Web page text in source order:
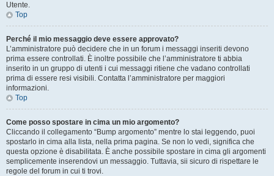
Utente.
Top
Perché il mio messaggio deve essere approvato?
L’amministratore può decidere che in un forum i messaggi inseriti devono
prima essere controllati. È inoltre possibile che l’amministratore ti abbia
inserito in un gruppo di utenti i cui messaggi ritiene che vadano controllati
prima di essere resi visibili. Contatta l’amministratore per maggiori
informazioni.
Top
Come posso spostare in cima un mio argomento?
Cliccando il collegamento “Bump argomento” mentre lo stai leggendo, puoi
spostarlo in cima alla lista, nella prima pagina. Se non lo vedi, significa che
questa opzione è disabilitata. È anche possibile spostare in cima gli argomenti
semplicemente inserendovi un messaggio. Tuttavia, sii sicuro di rispettare le
regole del forum in cui ti trovi.